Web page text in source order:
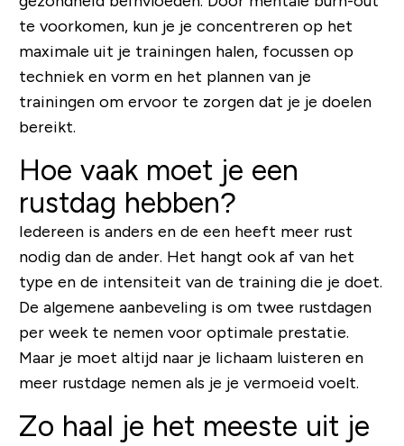
te voorkomen, kun je je concentreren op het
maximale uit je trainingen halen, focussen op
techniek en vorm en het plannen van je
trainingen om ervoor te zorgen dat je je doelen
bereikt.
Hoe vaak moet je een
rustdag hebben?
Iedereen is anders en de een heeft meer rust
nodig dan de ander. Het hangt ook af van het
type en de intensiteit van de training die je doet.
De algemene aanbeveling is om twee rustdagen
per week te nemen voor optimale prestatie.
Maar je moet altijd naar je lichaam luisteren en
meer rustdage nemen als je je vermoeid voelt.
Zo haal je het meeste uit je